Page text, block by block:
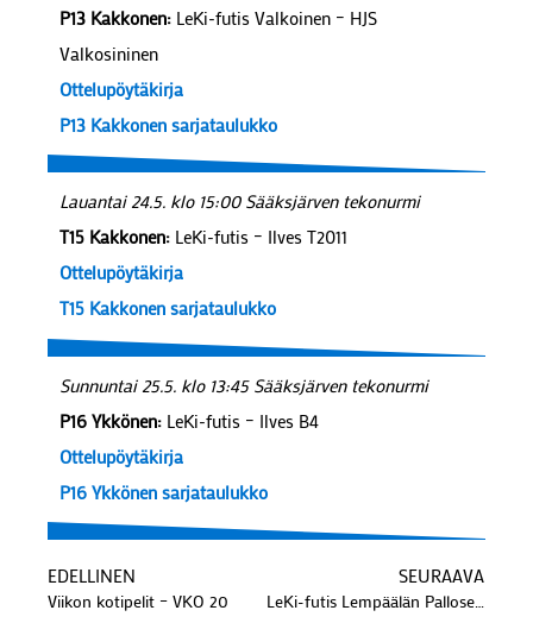
P13 Kakkonen: LeKi-futis Valkoinen – HJS
Valkosininen
Ottelupöytäkirja
P13 Kakkonen sarjataulukko
Lauantai 24.5. klo 15:00 Sääksjärven tekonurmi
T15 Kakkonen: LeKi-futis – Ilves T2011
Ottelupöytäkirja
T15 Kakkonen sarjataulukko
Sunnuntai 25.5. klo 13:45 Sääksjärven tekonurmi
P16 Ykkönen: LeKi-futis – Ilves B4
Ottelupöytäkirja
P16 Ykkönen sarjataulukko
EDELLINEN
Viikon kotipelit – VKO 20
SEURAAVA
LeKi-futis Lempäälän Palloseura ry:n Kevätkokous